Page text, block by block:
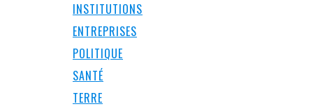
INSTITUTIONS
ENTREPRISES
POLITIQUE
SANTÉ
TERRE